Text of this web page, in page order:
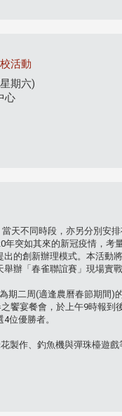
活動
期六)
心
天不同時段，亦另分別安
突如其來的新冠疫情，考
的創新辦理模式。本活動
辦「春雀聯誼賽」現場實戰
期二周(適逢農曆春節期間)
饗宴餐會，於上午9時報到
位優勝者。
作、釣魚機與彈珠檯遊戲